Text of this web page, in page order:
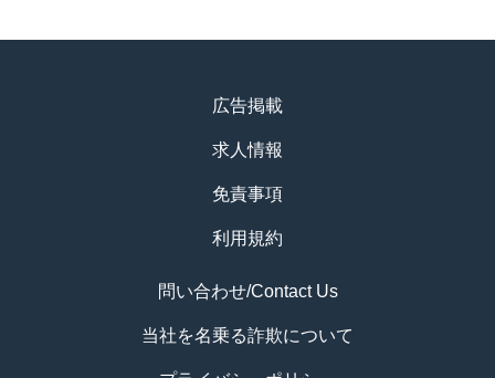
広告掲載
求人情報
免責事項
利用規約
問い合わせ/Contact Us
当社を名乗る詐欺について